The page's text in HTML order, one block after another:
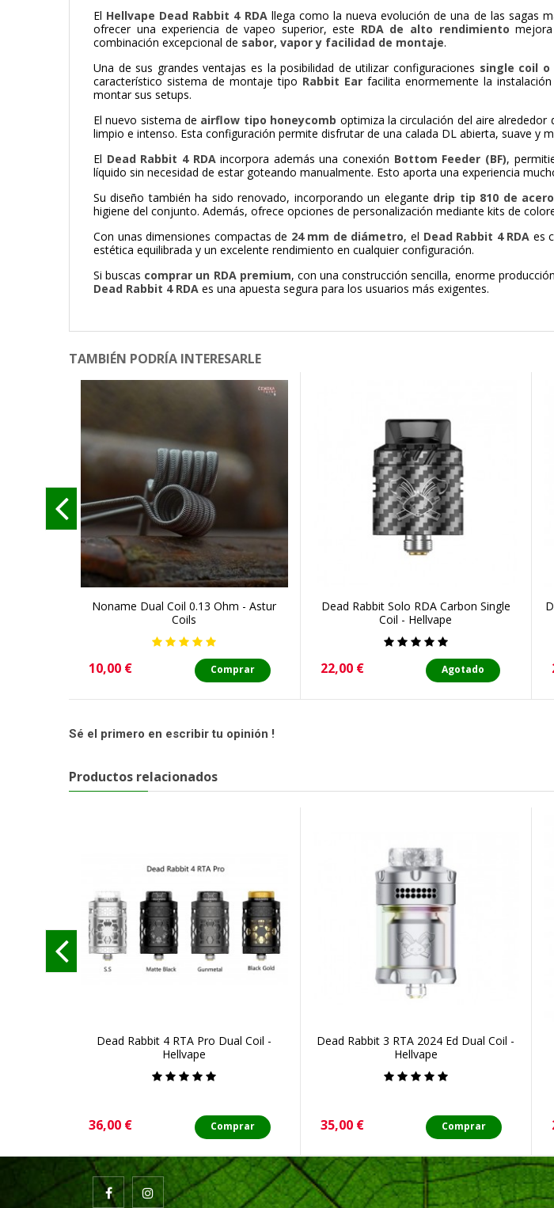
El Hellvape Dead Rabbit 4 RDAllega como la nueva evolución de una de las sagas
ofrecer una experiencia de vapeo superior, este RDA de alto rendimiento
combinación excepcional de sabor, vapor y facilidad de montaje.
Una de sus grandes ventajas es la posibilidad de utilizar configuraciones single coil o
característico sistema de montaje tipo Rabbit Ear facilita enormemente la
montar sus setups.
El nuevo sistema de airflow tipo honeycomb optimiza la circulación del aire
limpio e intenso. Esta configuración permite disfrutar de una calada DL abierta, suave y
El Dead Rabbit 4 RDAincorpora además una conexión Bottom Feeder (BF),
líquido sin necesidad de estar goteando manualmente. Esto aporta una experiencia
Su diseño también ha sido renovado, incorporando un elegante drip tip 810 de
higiene del conjunto. Además, ofrece opciones de personalización mediante kits de
Con unas dimensiones compactas de 24 mm de diámetro, el Dead Rabbit 4 RDA es
estética equilibrada y un excelente rendimiento en cualquier configuración.
Si buscas comprar un RDA premium, con una construcción sencilla, enorme
Dead Rabbit 4 RDA es una apuesta segura para los usuarios más exigentes.
TAMBIÉN PODRÍA INTERESARLE
Noname Dual Coil 0.13 Ohm - Astur
Coils
Precio
10,00 € Comprar
Dead Rabbit Solo RDA Carbon Single
Coil - Hellvape
Precio
22,00 € Agotado
Sé el primero en escribir tu opinión !
Productos relacionados
Dead Rabbit 4 RTA Pro Dual Coil -
Hellvape
Precio
36,00 € Comprar
Dead Rabbit 3 RTA 2024 Ed Dual Coil -
Hellvape
Precio
35,00 € Comprar